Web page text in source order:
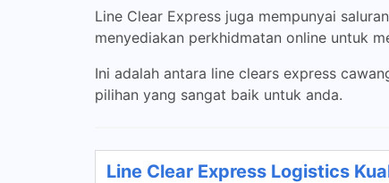
Line Clear Express juga mempunyai
menyediakan perkhidmatan online untuk
Ini adalah antara line clears express
pilihan yang sangat baik untuk anda.
Line Clear Express Logistics